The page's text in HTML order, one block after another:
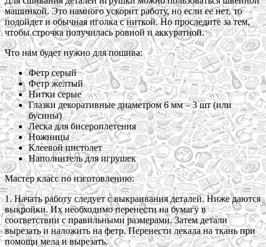
машинкой. Это намного ускорит работу, но если ее нет, то
подойдет и обычная иголка с ниткой. Но проследите за тем,
чтобы строчка получилась ровной и аккуратной.
Что нам будет нужно для пошива:
Фетр серый
Фетр желтый
Нитки серые
Глазки декоративные диаметром 6 мм – 3 шт (или
бусины)
Леска для бисероплетения
Ножницы
Клеевой пистолет
Наполнитель для игрушек
Мастер класс по изготовлению:
1. Начать работу следует с выкраивания деталей. Ниже даются
выкройки. Их необходимо перенести на бумагу в
соответствии с правильными размерами. Затем детали
вырезать и наложить на фетр. Перенести лекала на ткань при
помощи мела и вырезать.